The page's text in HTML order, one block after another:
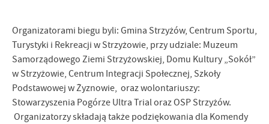
Organizatorami biegu byli: Gmina Strzyżów, Centrum Sportu,
Turystyki i Rekreacji w Strzyżowie, przy udziale: Muzeum
Samorządowego Ziemi Strzyżowskiej, Domu Kultury „Sokół”
w Strzyżowie, Centrum Integracji Społecznej, Szkoły
Podstawowej w Żyznowie, oraz wolontariuszy:
Stowarzyszenia Pogórze Ultra Trial oraz OSP Strzyżów.
Organizatorzy składają także podziękowania dla Komendy